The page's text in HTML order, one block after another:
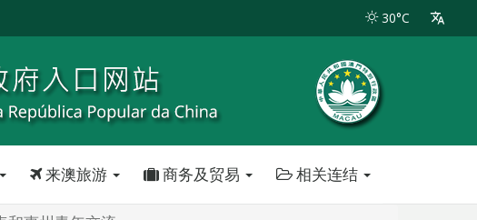
30°C
来澳旅游 商务及贸易 相关连结